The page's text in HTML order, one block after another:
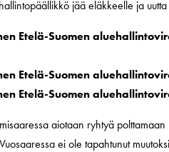
jää eläkkeelle ja
Etelä-Suomen
Etelä-Suomen
Etelä-Suomen
aiotaan ryhtyä
ei ole tapahtunut